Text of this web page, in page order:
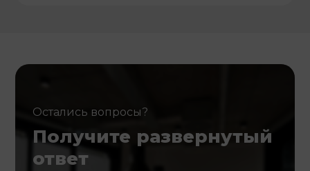
Остались вопросы?
Получите развернутый
ответ